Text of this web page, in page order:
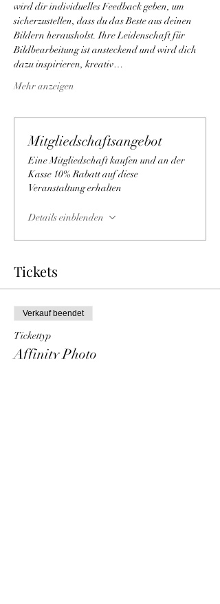
wird dir individuelles Feedback geben, um
sicherzustellen, dass du das Beste aus deinen
Bildern herausholst. Ihre Leidenschaft für
Bildbearbeitung ist ansteckend und wird dich
dazu inspirieren, kreativ…
Mehr anzeigen
Mitgliedschaftsangebot
Eine Mitgliedschaft kaufen und an der
Kasse 10% Rabatt auf diese
Veranstaltung erhalten
Details einblenden
Tickets
Verkauf beendet
Tickettyp
Affinity Photo